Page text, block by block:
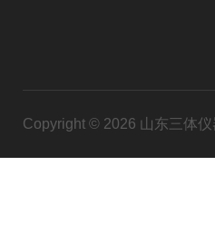
Copyright © 2026 山东三体